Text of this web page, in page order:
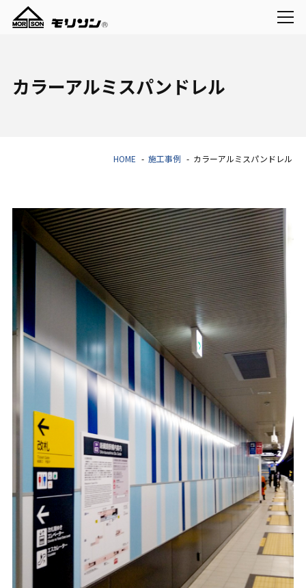
カラーアルミスパンドレル
HOME 施工事例 カラーアルミスパンドレル